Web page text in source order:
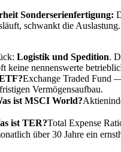
Sonderserienfertigung:
schwankt die
Logistik und Spedition.
keine nennenswerte
Exchange Traded Fund
Vermögensaufbau.
ist MSCI World?
ist TER?Total Expense
über 30 Jahre ein